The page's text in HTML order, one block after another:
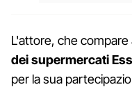
L'attore, che compare
dei supermercati
per la sua